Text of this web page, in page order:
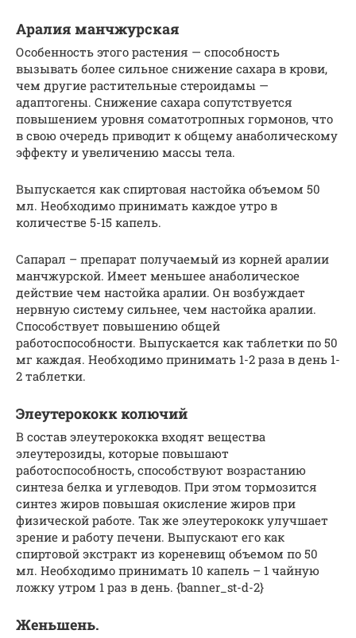
Аралия манчжурская
Особенность этого растения — способность
вызывать более сильное снижение сахара в крови,
чем другие растительные стероидамы —
адаптогены. Снижение сахара сопутствуется
повышением уровня соматотропных гормонов, что
в свою очередь приводит к общему анаболическому
эффекту и увеличению массы тела.
Выпускается как спиртовая настойка объемом 50
мл. Необходимо принимать каждое утро в
количестве 5-15 капель.
Сапарал – препарат получаемый из корней аралии
манчжурской. Имеет меньшее анаболическое
действие чем настойка аралии. Он возбуждает
нервную систему сильнее, чем настойка аралии.
Способствует повышению общей
работоспособности. Выпускается как таблетки по 50
мг каждая. Необходимо принимать 1-2 раза в день 1-
2 таблетки.
Элеутерококк колючий
В состав элеутерококка входят вещества
элеутерозиды, которые повышают
работоспособность, способствуют возрастанию
синтеза белка и углеводов. При этом тормозится
синтез жиров повышая окисление жиров при
физической работе. Так же элеутерококк улучшает
зрение и работу печени. Выпускают его как
спиртовой экстракт из кореневищ объемом по 50
мл. Необходимо принимать 10 капель – 1 чайную
ложку утром 1 раз в день. {banner_st-d-2}
Женьшень.